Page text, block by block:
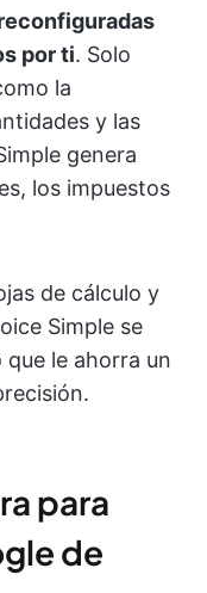
por ti. Solo
la
y las
genera
los impuestos
de cálculo y
Simple se
le ahorra un
para
de